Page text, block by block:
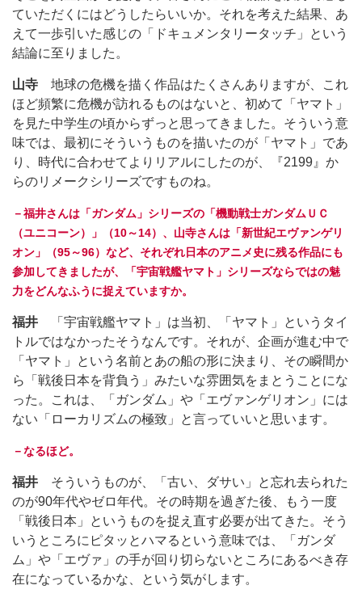
ていただくにはどうしたらいいか。それを考えた結果、あ
えて一歩引いた感じの「ドキュメンタリータッチ」という
結論に至りました。
山寺 地球の危機を描く作品はたくさんありますが、これ
ほど頻繁に危機が訪れるものはないと、初めて「ヤマト」
を見た中学生の頃からずっと思ってきました。そういう意
味では、最初にそういうものを描いたのが「ヤマト」であ
り、時代に合わせてよりリアルにしたのが、『2199』か
らのリメークシリーズですものね。
－福井さんは「ガンダム」シリーズの「機動戦士ガンダムＵＣ
（ユニコーン）」（10～14）、山寺さんは「新世紀エヴァンゲリ
オン」（95～96）など、それぞれ日本のアニメ史に残る作品にも
参加してきましたが、「宇宙戦艦ヤマト」シリーズならではの魅
力をどんなふうに捉えていますか。
福井 「宇宙戦艦ヤマト」は当初、「ヤマト」というタイ
トルではなかったそうなんです。それが、企画が進む中で
「ヤマト」という名前とあの船の形に決まり、その瞬間か
ら「戦後日本を背負う」みたいな雰囲気をまとうことにな
った。これは、「ガンダム」や「エヴァンゲリオン」には
ない「ローカリズムの極致」と言っていいと思います。
－なるほど。
福井 そういうものが、「古い、ダサい」と忘れ去られた
のが90年代やゼロ年代。その時期を過ぎた後、もう一度
「戦後日本」というものを捉え直す必要が出てきた。そう
いうところにピタッとハマるという意味では、「ガンダ
ム」や「エヴァ」の手が回り切らないところにあるべき存
在になっているかな、という気がします。